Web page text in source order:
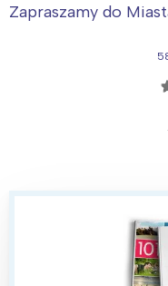
Zapraszamy do